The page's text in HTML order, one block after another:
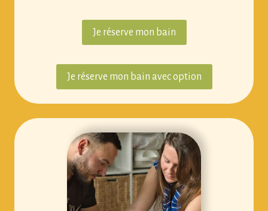
Je réserve mon bain
Je réserve mon bain avec option